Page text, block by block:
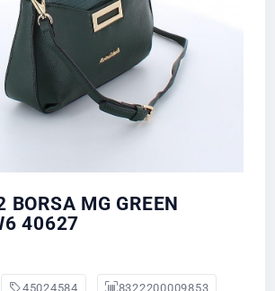
BORSA MG GREEN
40627
45024584 8322200009853